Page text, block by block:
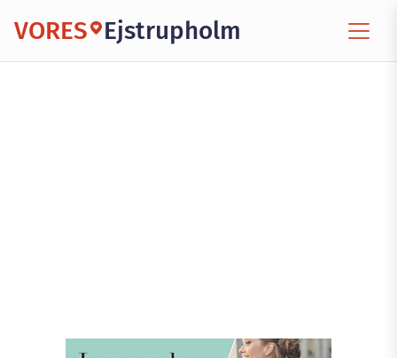
VORES Ejstrupholm